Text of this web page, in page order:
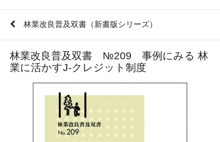
林業改良普及双書（新書版シリーズ）
林業改良普及双書 №209 事例にみる 林
業に活かすJ-クレジット制度